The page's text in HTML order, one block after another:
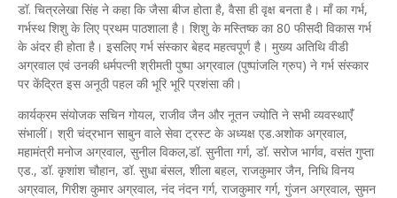
डॉ. चित्रलेखा सिंह ने कहा कि जैसा बीज होता है, वैसा ही वृक्ष बनता है। माँ का गर्भ,
गर्भस्थ शिशु के लिए प्रथम पाठशाला है। शिशु के मस्तिष्क का 80 फीसदी विकास गर्भ
के अंदर ही होता है। इसलिए गर्भ संस्कार बेहद महत्वपूर्ण है। मुख्य अतिथि वीडी
अग्रवाल एवं उनकी धर्मपत्नी श्रीमती पुष्पा अग्रवाल (पुष्पांजलि ग्रुप) ने गर्भ संस्कार
पर केंद्रित इस अनूठी पहल की भूरि भूरि प्रशंसा की।
कार्यक्रम संयोजक सचिन गोयल, राजीव जैन और नूतन ज्योति ने सभी व्यवस्थाएंँ
संभालीं। श्री चंद्रभान साबुन वाले सेवा ट्रस्ट के अध्यक्ष एड.अशोक अग्रवाल,
महामंत्री मनोज अग्रवाल, सुनील विकल,डॉ. सुनीता गर्ग, डॉ. सरोज भार्गव, वसंत गुप्ता
एड., डॉ. कृशांश चौहान, डॉ. सुधा बंसल, शीला बहल, राजकुमार जैन, निधि विनय
अग्रवाल, गिरीश कुमार अग्रवाल, नंद नंदन गर्ग, राजकुमार गर्ग, गुंजन अग्रवाल, सुमन